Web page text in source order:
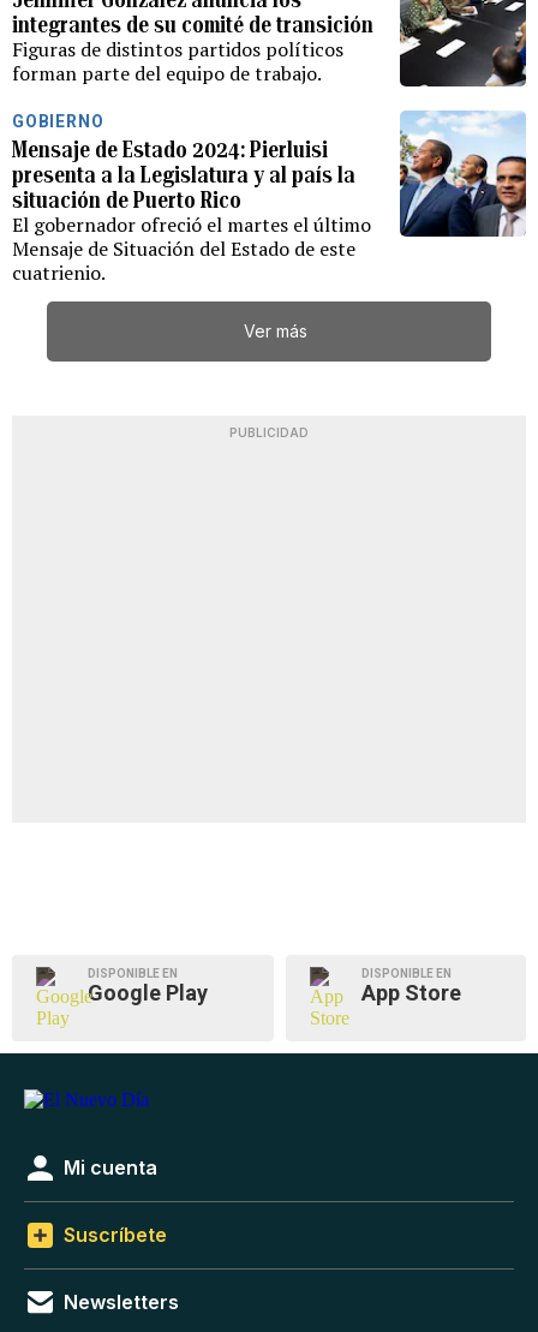
integrantes de su comité de transición
Figuras de distintos partidos políticos
forman parte del equipo de trabajo.
GOBIERNO
Mensaje de Estado 2024: Pierluisi
presenta a la Legislatura y al país la
situación de Puerto Rico
El gobernador ofreció el martes el último
Mensaje de Situación del Estado de este
cuatrienio.
Ver más
PUBLICIDAD
DISPONIBLE EN
Google Play
DISPONIBLE EN
App Store
Mi cuenta
Suscríbete
Newsletters